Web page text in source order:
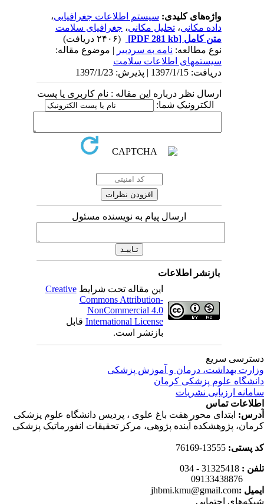
واژه‌های کلیدی:سیستم اطلاعات جغرافیایی،
داده مکانی،تحلیل مکانی،جغرافیای سلامت
متن کامل[PDF 281 kb]
نوع مطالعه:نامه به سردبیر| موضوع مقاله:
سیستمهای اطلاعات سلامت
دریافت: 1397/1/15 | پذیرش: 1397/1/23
ارسال نظر درباره این مقاله : نام کاربری یا پست
الکترونیک شما:
ارسال پیام به نویسنده مسئول
بازنشر اطلاعات
این مقاله تحت شرایطCreative
Commons Attribution-
NonCommercial 4.0
International Licenseقابل
بازنشر است.
سریع
بهداشت، درمان و آموزش پزشکی
علوم پزشکی کرمان
ارزیابی نشریات
تماس
ابتدای محور هفت باغ علوی ، پردیس دانشگاه علوم پزشکی
پژوهشکده آینده پژوهی، مرکز تحقیقات انفورماتیک پزشکی
پستی: 13555-76169
:
31325418 - 034
:
jhbmi.kmu@gmail.com
اجتمایی